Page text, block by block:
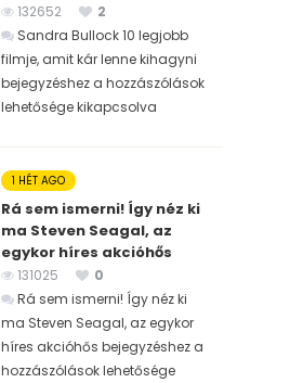
132652
2
Sandra Bullock 10 legjobb
filmje, amit kár lenne kihagyni
bejegyzéshez a hozzászólások
lehetősége kikapcsolva
1 HÉT AGO
Rá sem ismerni! Így néz ki
ma Steven Seagal, az
egykor híres akcióhős
131025
0
Rá sem ismerni! Így néz ki
ma Steven Seagal, az egykor
híres akcióhős bejegyzéshez a
hozzászólások lehetősége